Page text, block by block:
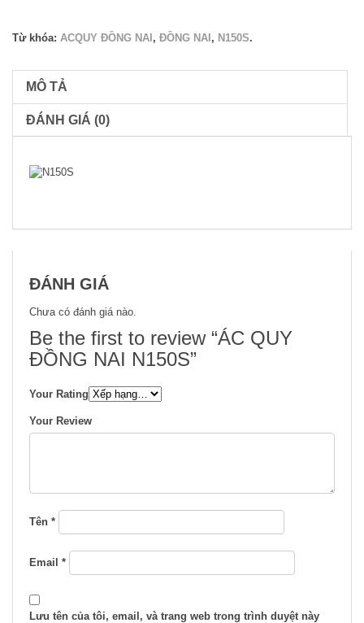
Từ khóa: ACQUY ĐỒNG NAI, ĐỒNG NAI, N150S.
MÔ TẢ
ĐÁNH GIÁ (0)
ĐÁNH GIÁ
Chưa có đánh giá nào.
Be the first to review “ÁC QUY
ĐỒNG NAI N150S”
Your Rating
Your Review
Tên *
Email *
Lưu tên của tôi, email, và trang web trong trình duyệt này